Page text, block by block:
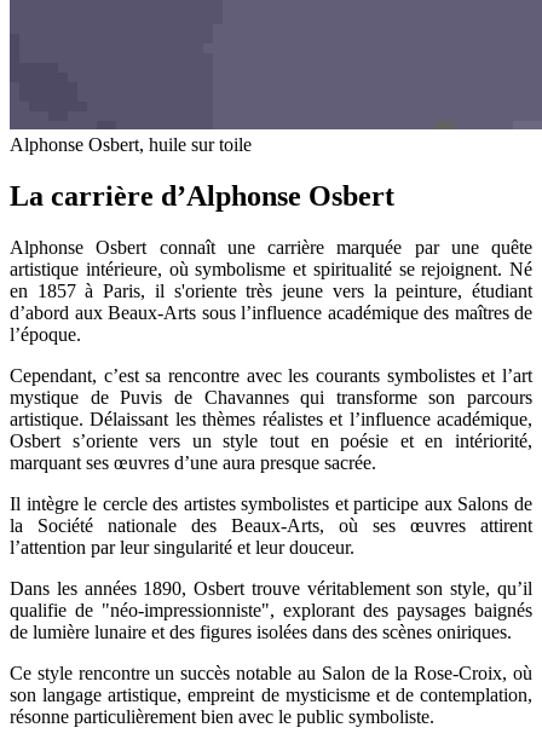
Alphonse Osbert, huile sur toile
La carrière d’Alphonse Osbert
Alphonse Osbert connaît une carrière marquée par une quête
artistique intérieure, où symbolisme et spiritualité se rejoignent. Né
en 1857 à Paris, il s'oriente très jeune vers la peinture, étudiant
d’abord aux Beaux-Arts sous l’influence académique des maîtres de
l’époque.
Cependant, c’est sa rencontre avec les courants symbolistes et l’art
mystique de Puvis de Chavannes qui transforme son parcours
artistique. Délaissant les thèmes réalistes et l’influence académique,
Osbert s’oriente vers un style tout en poésie et en intériorité,
marquant ses œuvres d’une aura presque sacrée.
Il intègre le cercle des artistes symbolistes et participe aux Salons de
la Société nationale des Beaux-Arts, où ses œuvres attirent
l’attention par leur singularité et leur douceur.
Dans les années 1890, Osbert trouve véritablement son style, qu’il
qualifie de "néo-impressionniste", explorant des paysages baignés
de lumière lunaire et des figures isolées dans des scènes oniriques.
Ce style rencontre un succès notable au Salon de la Rose-Croix, où
son langage artistique, empreint de mysticisme et de contemplation,
résonne particulièrement bien avec le public symboliste.